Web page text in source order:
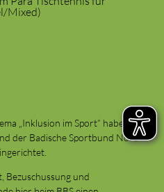
Mixed)
„Inklusion im Sport“ haben der
der Badische Sportbund Nord
Bezuschussung und